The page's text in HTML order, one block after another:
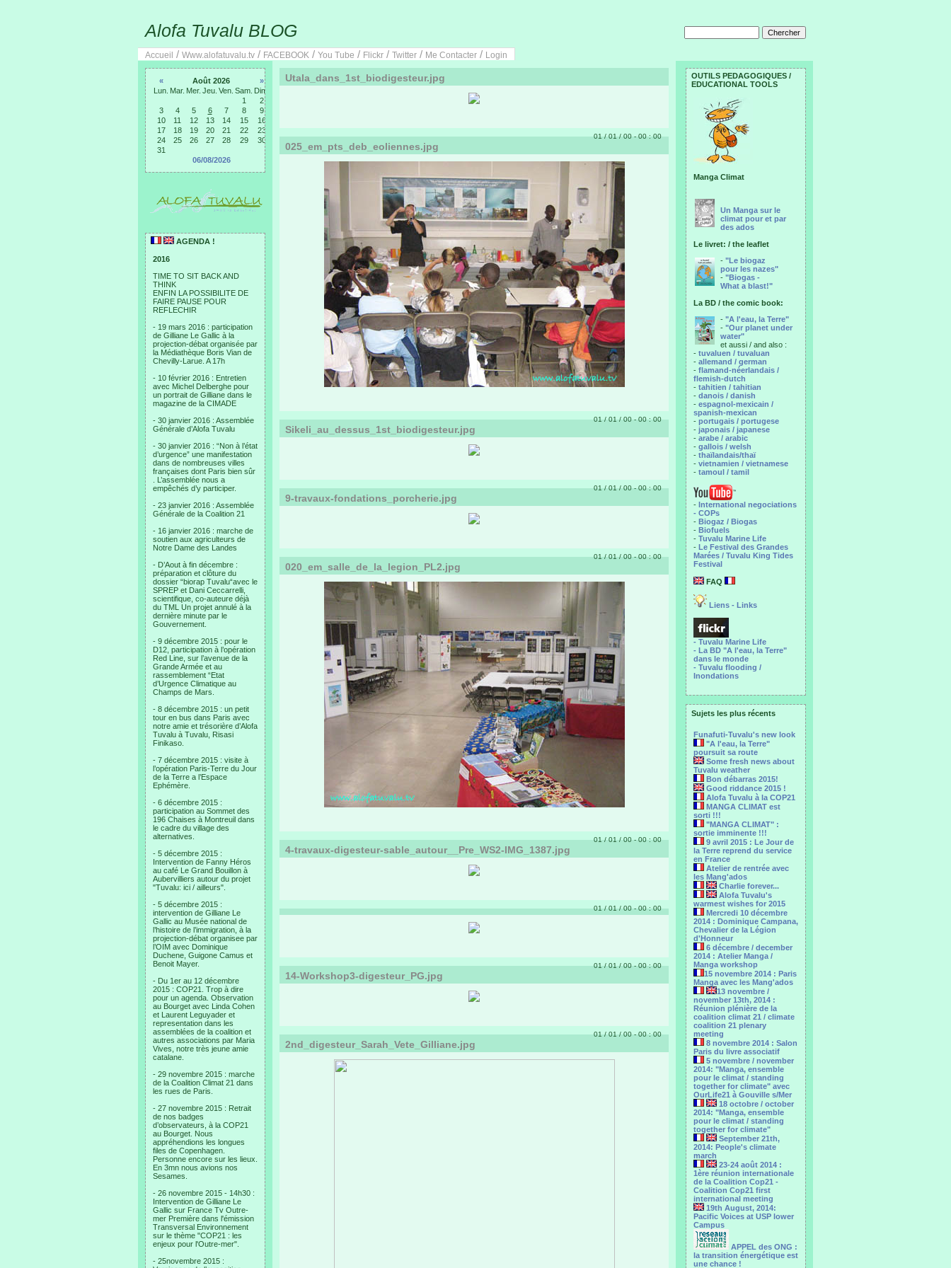
Alofa Tuvalu BLOG
Accueil / Www.alofatuvalu.tv / FACEBOOK / You Tube / Flickr / Twitter / Me Contacter / Login
« Août 2026
»
Lun. Mar. Mer. Jeu. Ven. Sam. Dim.
1
2
3
4 5 6 7 8
9
10
11 12 13 14 15
16
17
18 19 20 21 22
23
24
25 26 27 28 29
30
31
06/08/2026
AGENDA !
2016
TIME TO SIT BACK AND
THINK
ENFIN LA POSSIBILITE DE
FAIRE PAUSE POUR
REFLECHIR
- 19 mars 2016 : participation
de Gilliane Le Gallic à la
projection-débat organisée par
la Médiathèque Boris Vian de
Chevilly-Larue. A 17h
- 10 février 2016 : Entretien
avec Michel Delberghe pour
un portrait de Gilliane dans le
magazine de la CIMADE
- 30 janvier 2016 : Assemblée
Générale d’Alofa Tuvalu
- 30 janvier 2016 : “Non à l’état
d’urgence” une manifestation
dans de nombreuses villes
françaises dont Paris bien sûr
. L’assemblée nous a
empêchés d’y participer.
- 23 janvier 2016 : Assemblée
Générale de la Coalition 21
- 16 janvier 2016 : marche de
soutien aux agriculteurs de
Notre Dame des Landes
- D’Aout à fin décembre :
préparation et clôture du
dossier “biorap Tuvalu“avec le
SPREP et Dani Ceccarrelli,
scientifique, co-auteure déjà
du TML Un projet annulé à la
dernière minute par le
Gouvernement.
- 9 décembre 2015 : pour le
D12, participation à l’opération
Red Line, sur l’avenue de la
Grande Armée et au
rassemblement “Etat
d’Urgence Climatique au
Champs de Mars.
- 8 décembre 2015 : un petit
tour en bus dans Paris avec
notre amie et trésorière d’Alofa
Tuvalu à Tuvalu, Risasi
Finikaso.
- 7 décembre 2015 : visite à
l’opération Paris-Terre du Jour
de la Terre a l’Espace
Ephémère.
- 6 décembre 2015 :
participation au Sommet des
196 Chaises à Montreuil dans
le cadre du village des
alternatives.
- 5 décembre 2015 :
Intervention de Fanny Héros
au café Le Grand Bouillon à
Aubervilliers autour du projet
"Tuvalu: ici / ailleurs".
- 5 décembre 2015 :
intervention de Gilliane Le
Gallic au Musée national de
l’histoire de l’immigration, à la
projection-débat organisee par
l’OIM avec Dominique
Duchene, Guigone Camus et
Benoit Mayer.
- Du 1er au 12 décembre
2015 : COP21. Trop à dire
pour un agenda. Observation
au Bourget avec Linda Cohen
et Laurent Leguyader et
representation dans les
assemblées de la coalition et
autres associations par Maria
Vives, notre très jeune amie
catalane.
- 29 novembre 2015 : marche
de la Coalition Climat 21 dans
les rues de Paris.
- 27 novembre 2015 : Retrait
de nos badges
d’observateurs, à la COP21
au Bourget. Nous
appréhendions les longues
files de Copenhagen.
Personne encore sur les lieux.
En 3mn nous avions nos
Sesames.
- 26 novembre 2015 - 14h30 :
Intervention de Gilliane Le
Gallic sur France Tv Outre-
mer Première dans l'émission
Transversal Environnement
sur le thème "COP21 : les
enjeux pour l'Outre-mer".
- 25novembre 2015 :
OUTILS PEDAGOGIQUES /
EDUCATIONAL TOOLS
Manga Climat
Un Manga sur le
climat pour et par
des ados
Le livret: / the leaflet
- "Le biogaz
pour les nazes"
- "Biogas -
What a blast!"
La BD / the comic book:
- "A l'eau, la Terre"
- "Our planet under
water"
et aussi / and also :
- tuvaluen / tuvaluan
- allemand / german
- flamand-néerlandais /
flemish-dutch
- tahitien / tahitian
- danois / danish
- espagnol-mexicain /
spanish-mexican
- portugais / portugese
- japonais / japanese
- arabe / arabic
- gallois / welsh
- thaïlandais/thaï
- vietnamien / vietnamese
- tamoul / tamil
- International negociations
- COPs
- Biogaz / Biogas
- Biofuels
- Tuvalu Marine Life
- Le Festival des Grandes
Marées / Tuvalu King Tides
Festival
FAQ
Liens - Links
- Tuvalu Marine Life
- La BD "A l'eau, la Terre"
dans le monde
- Tuvalu flooding /
Inondations
Sujets les plus récents
Funafuti-Tuvalu's new look
"A l'eau, la Terre"
poursuit sa route
Some fresh news about
Tuvalu weather
Bon débarras 2015!
Good riddance 2015 !
Alofa Tuvalu à la COP21
MANGA CLIMAT est
sorti !!!
"MANGA CLIMAT" :
sortie imminente !!!
9 avril 2015 : Le Jour de
la Terre reprend du service
en France
Atelier de rentrée avec
les Mang'ados
Charlie forever...
Alofa Tuvalu's
warmest wishes for 2015
Mercredi 10 décembre
2014 : Dominique Campana,
Chevalier de la Légion
d'Honneur
6 décembre / december
2014 : Atelier Manga /
Manga workshop
15 novembre 2014 : Paris
Manga avec les Mang'ados
13 novembre /
november 13th, 2014 :
Réunion plénière de la
coalition climat 21 / climate
coalition 21 plenary
meeting
8 novembre 2014 : Salon
Paris du livre associatif
5 novembre / november
2014: "Manga, ensemble
pour le climat / standing
together for climate" avec
OurLife21 à Gouville s/Mer
18 octobre / october
2014: "Manga, ensemble
pour le ‎climat / standing
together for climate"
September 21th,
2014: People's climate
march
23-24 août 2014 :
1ère réunion internationale
de la Coalition Cop21 -
Coalition Cop21 first
international meeting
19th August, 2014:
Pacific Voices at USP lower
Campus
APPEL des ONG :
la transition énergétique est
une chance !
Utala_dans_1st_biodigesteur.jpg
01 / 01 / 00 - 00 : 00
025_em_pts_deb_eoliennes.jpg
01 / 01 / 00 - 00 : 00
Sikeli_au_dessus_1st_biodigesteur.jpg
01 / 01 / 00 - 00 : 00
9-travaux-fondations_porcherie.jpg
01 / 01 / 00 - 00 : 00
020_em_salle_de_la_legion_PL2.jpg
01 / 01 / 00 - 00 : 00
4-travaux-digesteur-sable_autour__Pre_WS2-IMG_1387.jpg
01 / 01 / 00 - 00 : 00
01 / 01 / 00 - 00 : 00
14-Workshop3-digesteur_PG.jpg
01 / 01 / 00 - 00 : 00
2nd_digesteur_Sarah_Vete_Gilliane.jpg